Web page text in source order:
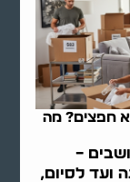
חפצים? מה
–
ועד לסיום,